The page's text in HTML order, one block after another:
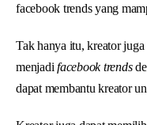
facebook trends yang
Tak hanya itu, kreator
menjadifacebook trends
dapat membantu kreator